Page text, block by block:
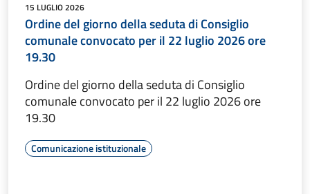
15 LUGLIO 2026
Ordine del giorno della seduta di Consiglio
comunale convocato per il 22 luglio 2026 ore
19.30
Ordine del giorno della seduta di Consiglio
comunale convocato per il 22 luglio 2026 ore
19.30
Comunicazione istituzionale